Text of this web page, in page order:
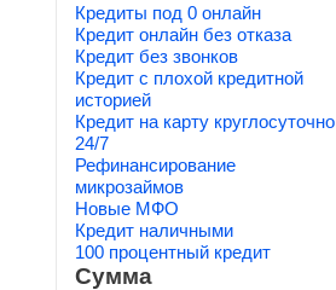
Кредиты под 0 онлайн
Кредит онлайн без отказа
Кредит без звонков
Кредит с плохой кредитной
историей
Кредит на карту круглосуточно
24/7
Рефинансирование
микрозаймов
Новые МФО
Кредит наличными
100 процентный кредит
Сумма